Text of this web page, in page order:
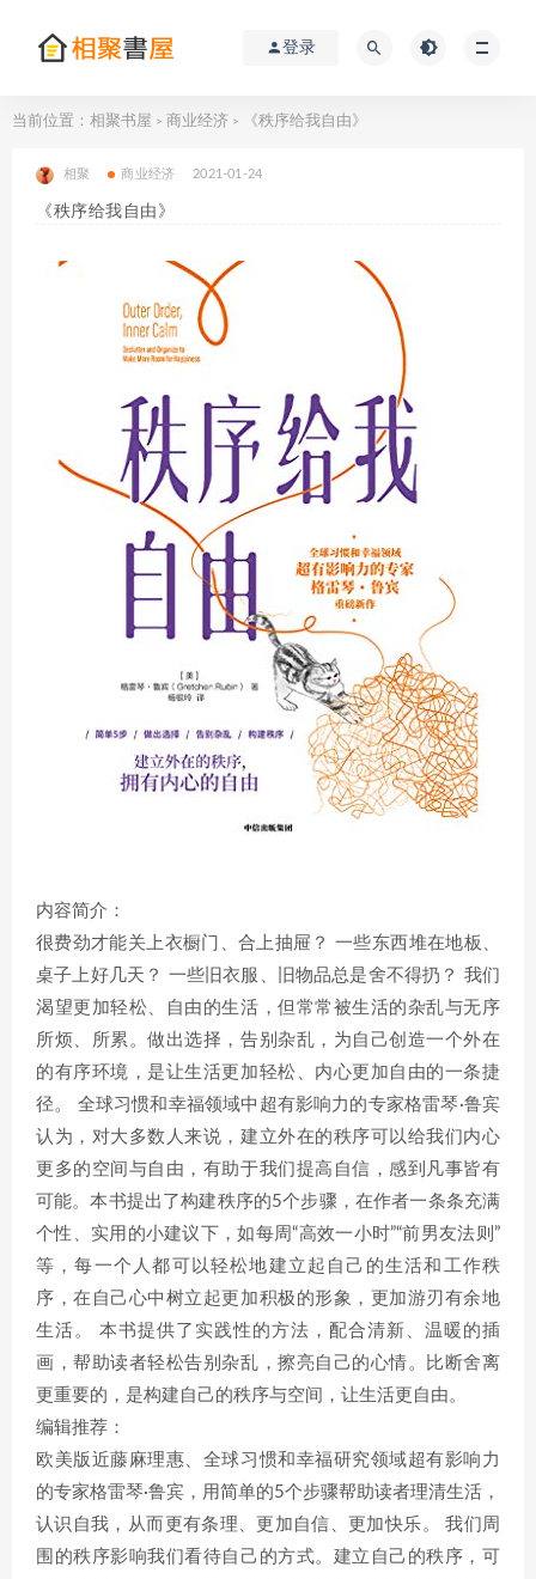
登录
当前位置： 相聚书屋 > 商业经济 > 《秩序给我自由》
相聚 商业经济 2021-01-24
《秩序给我自由》
内容简介：
很费劲才能关上衣橱门、合上抽屉？ 一些东西堆在地板、
桌子上好几天？ 一些旧衣服、旧物品总是舍不得扔？ 我们
渴望更加轻松、自由的生活，但常常被生活的杂乱与无序
所烦、所累。做出选择，告别杂乱，为自己创造一个外在
的有序环境，是让生活更加轻松、内心更加自由的一条捷
径。 全球习惯和幸福领域中超有影响力的专家格雷琴·鲁宾
认为，对大多数人来说，建立外在的秩序可以给我们内心
更多的空间与自由，有助于我们提高自信，感到凡事皆有
可能。本书提出了构建秩序的5个步骤，在作者一条条充满
个性、实用的小建议下，如每周“高效一小时”“前男友法则”
等，每一个人都可以轻松地建立起自己的生活和工作秩
序，在自己心中树立起更加积极的形象，更加游刃有余地
生活。 本书提供了实践性的方法，配合清新、温暖的插
画，帮助读者轻松告别杂乱，擦亮自己的心情。比断舍离
更重要的，是构建自己的秩序与空间，让生活更自由。
编辑推荐：
欧美版近藤麻理惠、全球习惯和幸福研究领域超有影响力
的专家格雷琴·鲁宾，用简单的5个步骤帮助读者理清生活，
认识自我，从而更有条理、更加自信、更加快乐。 我们周
围的秩序影响我们看待自己的方式。建立自己的秩序，可